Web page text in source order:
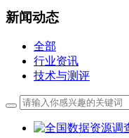
新闻动态
全部
行业资讯
技术与测评